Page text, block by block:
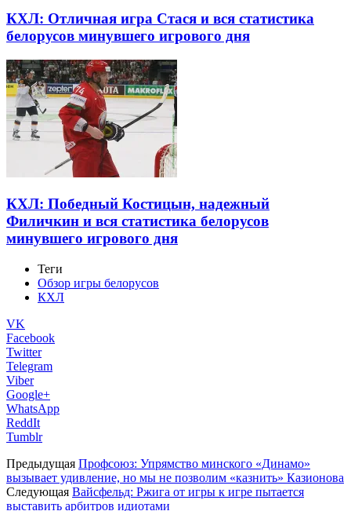
КХЛ: Отличная игра Стася и вся статистика
белорусов минувшего игрового дня
КХЛ: Победный Костицын, надежный
Филичкин и вся статистика белорусов
минувшего игрового дня
Теги
Обзор игры белорусов
КХЛ
VK
Facebook
Twitter
Telegram
Viber
Google+
WhatsApp
ReddIt
Tumblr
Предыдущая Профсоюз: Упрямство минского «Динамо»
вызывает удивление, но мы не позволим «казнить» Казионова
Следующая Вайсфельд: Ржига от игры к игре пытается
выставить арбитров идиотами